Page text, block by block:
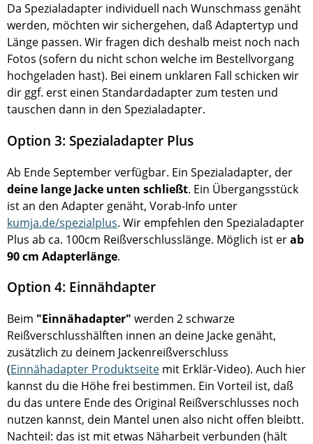
Da Spezialadapter individuell nach Wunschmass genäht
werden, möchten wir sichergehen, daß Adaptertyp und
Länge passen. Wir fragen dich deshalb meist noch nach
Fotos (sofern du nicht schon welche im Bestellvorgang
hochgeladen hast). Bei einem unklaren Fall schicken wir
dir ggf. erst einen Standardadapter zum testen und
tauschen dann in den Spezialadapter.
Option 3: Spezialadapter Plus
Ab Ende September verfügbar. Ein Spezialadapter, der
deine lange Jacke unten schließt. Ein Übergangsstück
ist an den Adapter genäht, Vorab-Info unter
kumja.de/spezialplus. Wir empfehlen den Spezialadapter
Plus ab ca. 100cm Reißverschlusslänge. Möglich ist erab
90 cm Adapterlänge.
Option 4: Einnähdapter
Beim "Einnähadapter" werden 2 schwarze
Reißverschlusshälften innen an deine Jacke genäht,
zusätzlich zu deinem Jackenreißverschluss
(Einnähadapter Produktseite mit Erklär-Video). Auch hier
kannst du die Höhe frei bestimmen. Ein Vorteil ist, daß
du das untere Ende des Original Reißverschlusses noch
nutzen kannst, dein Mantel unen also nicht offen bleibtt.
Nachteil: das ist mit etwas Näharbeit verbunden (hält